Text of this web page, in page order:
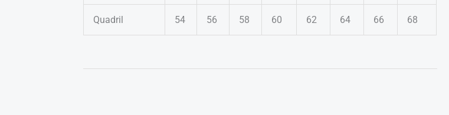
Quadril 54 56 58 60 62 64 66 68